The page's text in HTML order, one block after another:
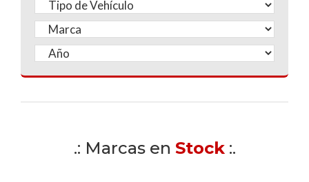
.: Marcas en Stock:.